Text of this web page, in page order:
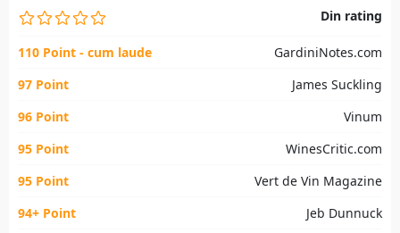
Din rating
110 Point - cum laude
GardiniNotes.com
97 Point
James Suckling
96 Point
Vinum
95 Point
WinesCritic.com
95 Point
Vert de Vin Magazine
94+ Point
Jeb Dunnuck